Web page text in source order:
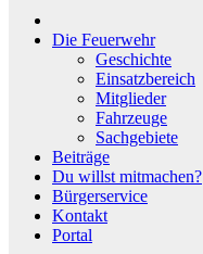
Die Feuerwehr
Geschichte
Einsatzbereich
Mitglieder
Fahrzeuge
Sachgebiete
Beiträge
Du willst mitmachen?
Bürgerservice
Kontakt
Portal